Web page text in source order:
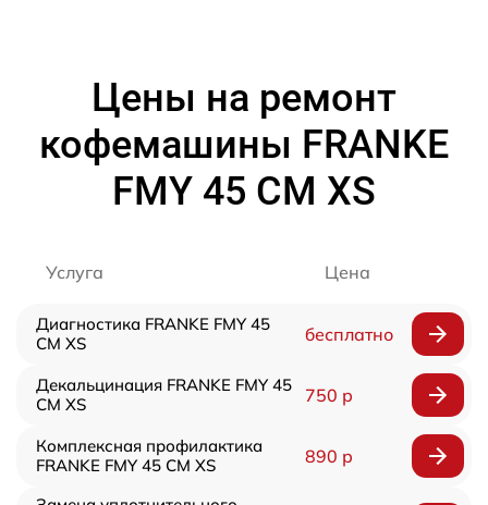
Цены на ремонт
кофемашины FRANKE
FMY 45 CM XS
Услуга Цена
Диагностика FRANKE FMY 45
CM XS
бесплатно
Декальцинация FRANKE FMY 45
CM XS
750 р
Комплексная профилактика
FRANKE FMY 45 CM XS
890 р